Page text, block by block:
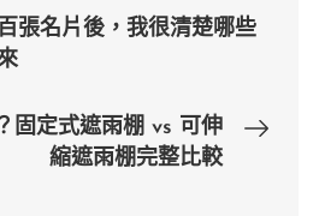
張名片後，我很清楚哪些
固定式遮雨棚 vs 可伸
縮遮雨棚完整比較